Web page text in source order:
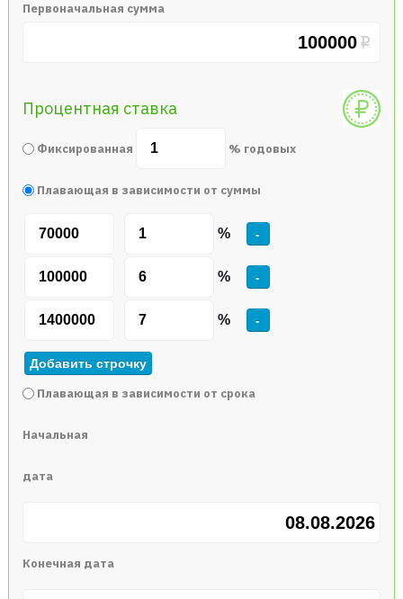
Первоначальная сумма
Процентная ставка
Фиксированная % годовых
Плавающая в зависимости от суммы
% -
% -
% -
Добавить строчку
Плавающая в зависимости от срока
Начальная
дата
Конечная дата